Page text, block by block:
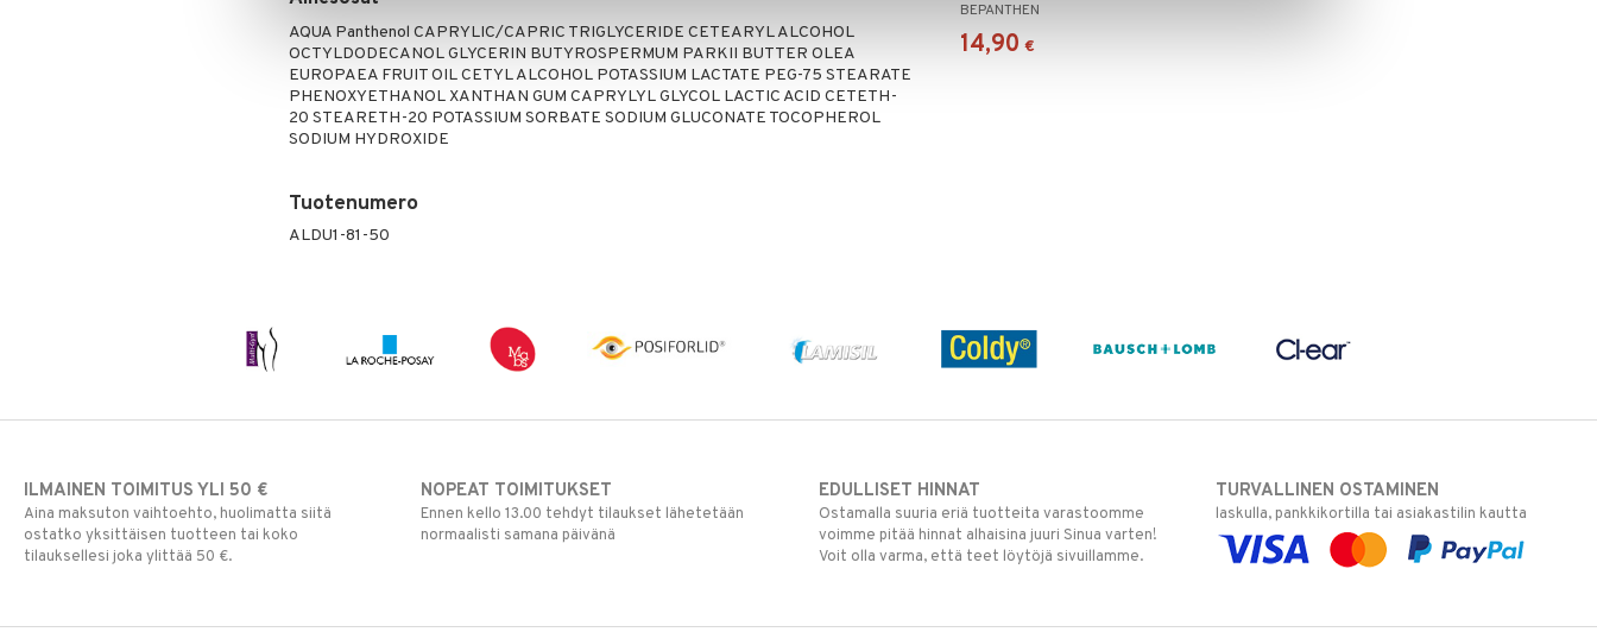
AQUA Panthenol CAPRYLIC/CAPRIC TRIGLYCERIDE CETEARYL ALCOHOL
OCTYLDODECANOL GLYCERIN BUTYROSPERMUM PARKII BUTTER OLEA
EUROPAEA FRUIT OIL CETYL ALCOHOL POTASSIUM LACTATE PEG-75 STEARATE
PHENOXYETHANOL XANTHAN GUM CAPRYLYL GLYCOL LACTIC ACID CETETH-
20 STEARETH-20 POTASSIUM SORBATE SODIUM GLUCONATE TOCOPHEROL
SODIUM HYDROXIDE
Tuotenumero
ALDU1-81-50
BEPANTHEN
14,90 €
ILMAINEN TOIMITUS YLI 50 €
Aina maksuton vaihtoehto, huolimatta siitä
ostatko yksittäisen tuotteen tai koko
tilauksellesi joka ylittää 50 €.
NOPEAT TOIMITUKSET
Ennen kello 13.00 tehdyt tilaukset lähetetään
normaalisti samana päivänä
EDULLISET HINNAT
Ostamalla suuria eriä tuotteita varastoomme
voimme pitää hinnat alhaisina juuri Sinua varten!
Voit olla varma, että teet löytöjä sivuillamme.
TURVALLINEN OSTAMINEN
laskulla, pankkikortilla tai asiakastilin kautta